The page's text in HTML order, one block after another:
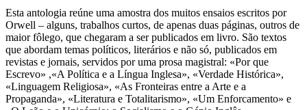
Esta antologia reúne uma amostra dos muitos ensaios escritos por
Orwell – alguns, trabalhos curtos, de apenas duas páginas, outros de
maior fôlego, que chegaram a ser publicados em livro. São textos
que abordam temas políticos, literários e não só, publicados em
revistas e jornais, servidos por uma prosa magistral: «Por que
Escrevo» ,«A Política e a Língua Inglesa», «Verdade Histórica»,
«Linguagem Religiosa», «As Fronteiras entre a Arte e a
Propaganda», «Literatura e Totalitarismo», «Um Enforcamento» e